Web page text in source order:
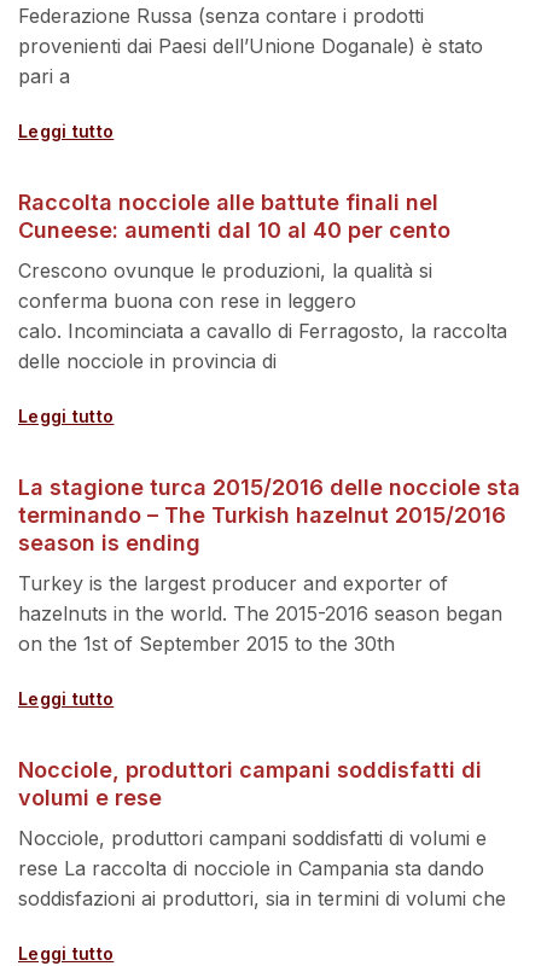
Federazione Russa (senza contare i prodotti
provenienti dai Paesi dell’Unione Doganale) è stato
pari a
Leggi tutto
Raccolta nocciole alle battute finali nel
Cuneese: aumenti dal 10 al 40 per cento
Crescono ovunque le produzioni, la qualità si
conferma buona con rese in leggero
calo. Incominciata a cavallo di Ferragosto, la raccolta
delle nocciole in provincia di
Leggi tutto
La stagione turca 2015/2016 delle nocciole sta
terminando – The Turkish hazelnut 2015/2016
season is ending
Turkey is the largest producer and exporter of
hazelnuts in the world. The 2015-2016 season began
on the 1st of September 2015 to the 30th
Leggi tutto
Nocciole, produttori campani soddisfatti di
volumi e rese
Nocciole, produttori campani soddisfatti di volumi e
rese La raccolta di nocciole in Campania sta dando
soddisfazioni ai produttori, sia in termini di volumi che
Leggi tutto